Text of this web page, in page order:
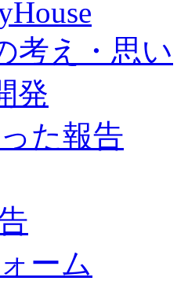
考え・思い
発
た報告
ーム